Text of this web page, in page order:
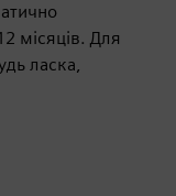
місяців. Для
ласка,